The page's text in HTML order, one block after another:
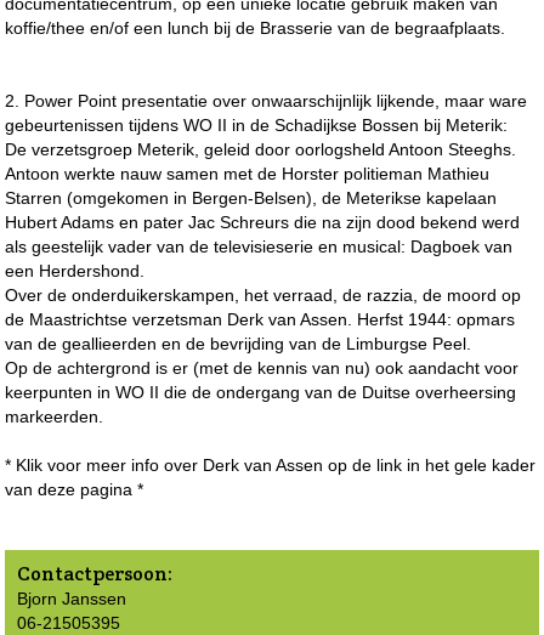
koffie/thee en/of een lunch bij de Brasserie van de begraafplaats.
2. Power Point presentatie over onwaarschijnlijk lijkende, maar ware
gebeurtenissen tijdens WO II in de Schadijkse Bossen bij Meterik:
De verzetsgroep Meterik, geleid door oorlogsheld Antoon Steeghs.
Antoon werkte nauw samen met de Horster politieman Mathieu
Starren (omgekomen in Bergen-Belsen), de Meterikse kapelaan
Hubert Adams en pater Jac Schreurs die na zijn dood bekend werd
als geestelijk vader van de televisieserie en musical: Dagboek van
een Herdershond.
Over de onderduikerskampen, het verraad, de razzia, de moord op
de Maastrichtse verzetsman Derk van Assen. Herfst 1944: opmars
van de geallieerden en de bevrijding van de Limburgse Peel.
Op de achtergrond is er (met de kennis van nu) ook aandacht voor
keerpunten in WO II die de ondergang van de Duitse overheersing
markeerden.
* Klik voor meer info over Derk van Assen op de link in het gele kader
van deze pagina *
Contactpersoon:
Bjorn Janssen
06-21505395